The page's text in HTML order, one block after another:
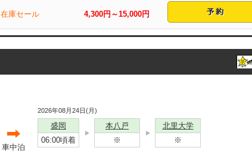
在庫セール 4,300円～15,000円
車中泊
2026年08月24日(月)
盛岡
06:00頃着
本八戸
※
北里大学
※